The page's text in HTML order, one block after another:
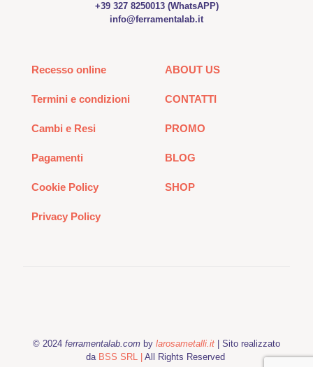
+39 327 8250013 (WhatsAPP)
info@ferramentalab.it
Recesso online
Termini e condizioni
Cambi e Resi
Pagamenti
Cookie Policy
Privacy Policy
ABOUT US
CONTATTI
PROMO
BLOG
SHOP
© 2024 ferramentalab.com by larosametalli.it | Sito realizzato
da BSS SRL |All Rights Reserved